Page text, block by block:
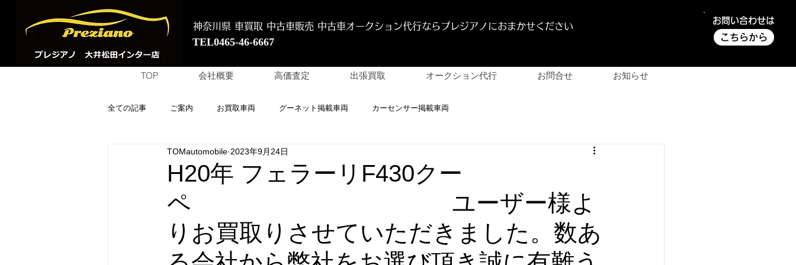
お問い合わせは
こちらから
神奈川県 車買取 中古車販売 中古車オークション代行ならプレジアノにおまかせください
TEL0465-46-6667
TOP 会社概要 高価査定 出張買取 オークション代行 お問合せ お知らせ
全ての記事 ご案内 お買取車両 グーネット掲載車両 カーセンサー掲載車両
H20年 フェラーリF430クー
ペ ユーザー様よ
りお買取りさせていただきました。数あ
TOMautomobile 2023年9月24日